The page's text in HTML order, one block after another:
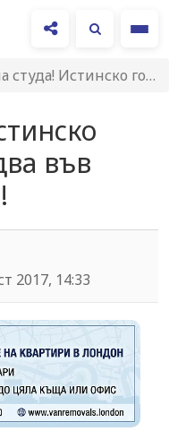
горещо време идва във Великобритания!
във
2017, 14:33